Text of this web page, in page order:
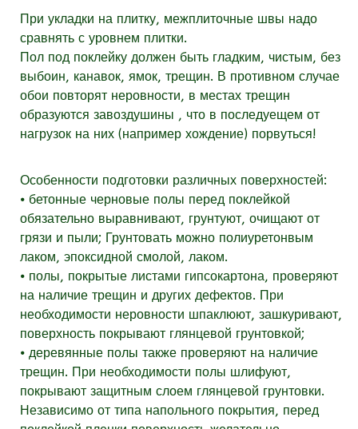
При укладки на плитку, межплиточные швы надо
сравнять с уровнем плитки.
Пол под поклейку должен быть гладким, чистым, без
выбоин, канавок, ямок, трещин. В противном случае
обои повторят неровности, в местах трещин
образуются завоздушины , что в последуещем от
нагрузок на них (например хождение) порвуться!
Особенности подготовки различных поверхностей:
⦁ бетонные черновые полы перед поклейкой
обязательно выравнивают, грунтуют, очищают от
грязи и пыли; Грунтовать можно полиуретонвым
лаком, эпоксидной смолой, лаком.
⦁ полы, покрытые листами гипсокартона, проверяют
на наличие трещин и других дефектов. При
необходимости неровности шпаклюют, зашкуривают,
поверхность покрывают глянцевой грунтовкой;
⦁ деревянные полы также проверяют на наличие
трещин. При необходимости полы шлифуют,
покрывают защитным слоем глянцевой грунтовки.
Независимо от типа напольного покрытия, перед